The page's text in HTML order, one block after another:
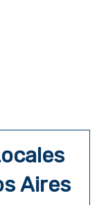
Aires